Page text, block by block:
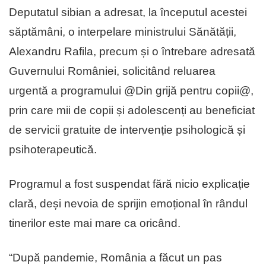
Deputatul sibian a adresat, la începutul acestei
săptămâni, o interpelare ministrului Sănătății,
Alexandru Rafila, precum și o întrebare adresată
Guvernului României, solicitând reluarea
urgentă a programului @Din grijă pentru copii@,
prin care mii de copii și adolescenți au beneficiat
de servicii gratuite de intervenție psihologică și
psihoterapeutică.
Programul a fost suspendat fără nicio explicație
clară, deși nevoia de sprijin emoțional în rândul
tinerilor este mai mare ca oricând.
“După pandemie, România a făcut un pas